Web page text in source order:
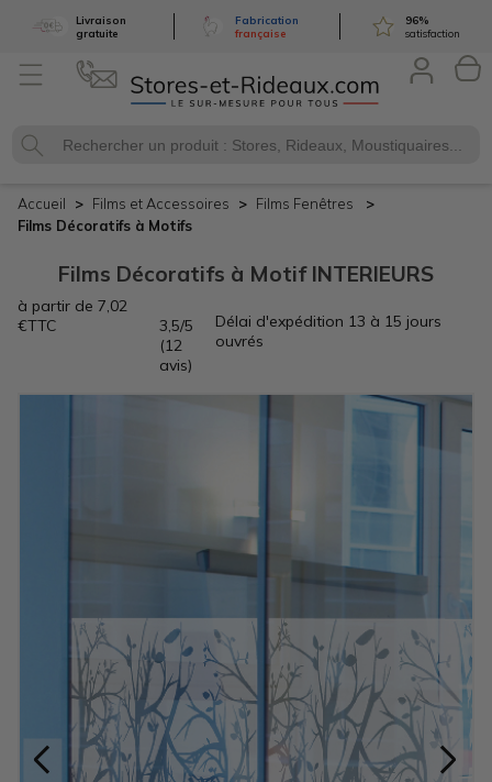
Livraison
gratuite
Fabrication
française
96%
satisfaction
Accueil Films et Accessoires Films Fenêtres
Films Décoratifs à Motifs
Films Décoratifs à Motif INTERIEURS
à partir de 7,02
€TTC
3,5/5
(12
avis)
Délai d'expédition 13 à 15 jours
ouvrés
LIGNE